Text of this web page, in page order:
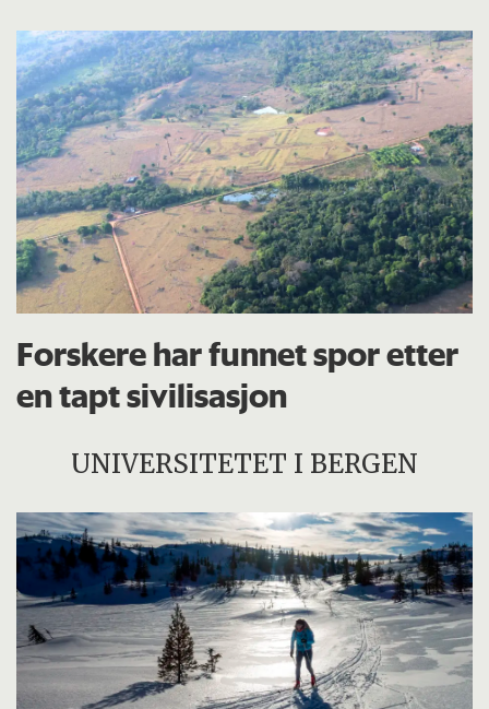
Forskere har funnet spor etter
en tapt sivilisasjon
UNIVERSITETET I BERGEN